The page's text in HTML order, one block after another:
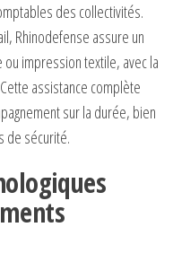
des collectivités.
Rhinodefense assure un
impression textile, avec la
assistance complète
sur la durée, bien
de sécurité.